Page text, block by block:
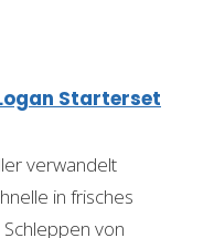
Starterset
verwandelt
in frisches
von